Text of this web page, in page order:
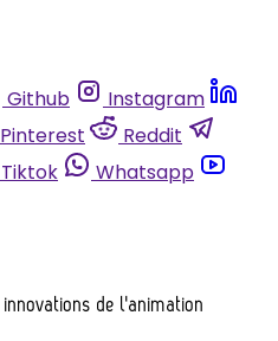
Github
Instagram
Pinterest
Reddit
Tiktok
Whatsapp
innovations de l'animation